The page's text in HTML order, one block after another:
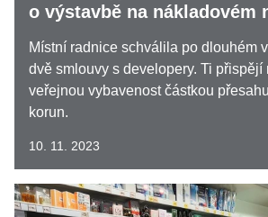
o výstavbě na nákladovém
Místní radnice schválila po dlouhém
dvě smlouvy s developery. Ti přispějí
veřejnou vybavenost částkou
korun.
10. 11. 2023